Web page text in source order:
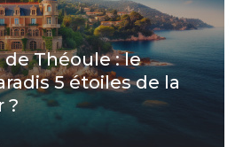
de Théoule : le
5 étoiles de la
?